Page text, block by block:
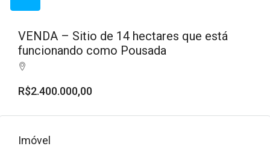
VENDA – Sitio de 14 hectares que está
funcionando como Pousada
R$2.400.000,00
Imóvel